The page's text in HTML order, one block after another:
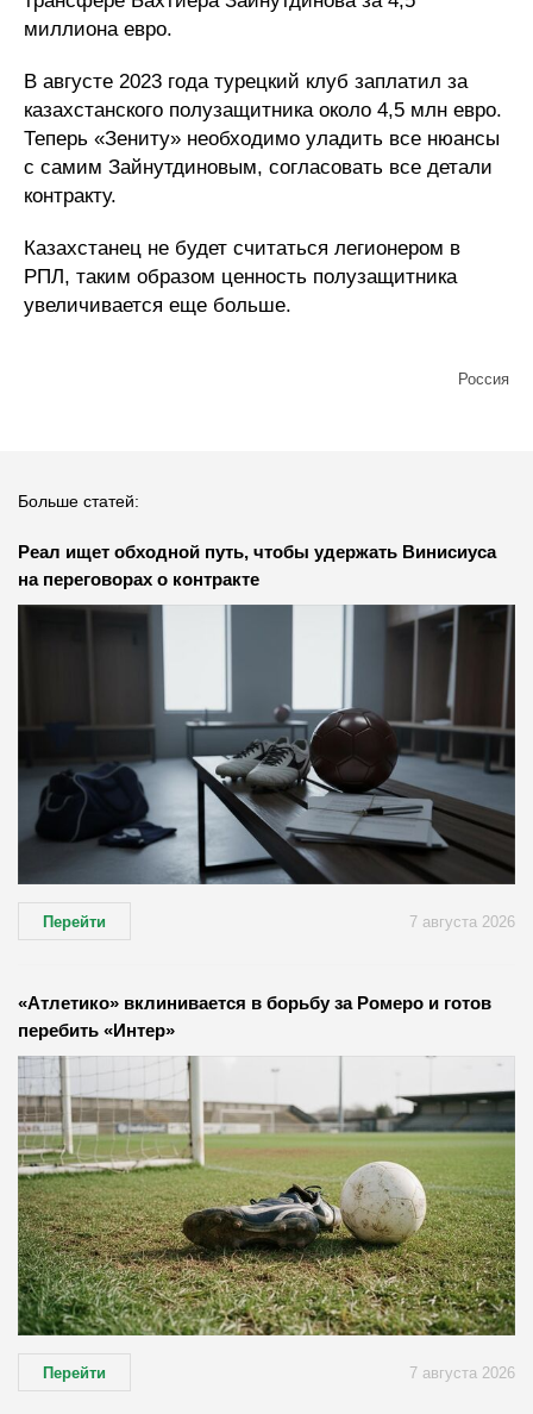
миллиона евро.
В августе 2023 года турецкий клуб заплатил за
казахстанского полузащитника около 4,5 млн евро.
Теперь «Зениту» необходимо уладить все нюансы
с самим Зайнутдиновым, согласовать все детали
контракту.
Казахстанец не будет считаться легионером в
РПЛ, таким образом ценность полузащитника
увеличивается еще больше.
Россия
Больше статей:
Реал ищет обходной путь, чтобы удержать Винисиуса
на переговорах о контракте
Перейти 7 августа 2026
«Атлетико» вклинивается в борьбу за Ромеро и готов
перебить «Интер»
Перейти 7 августа 2026